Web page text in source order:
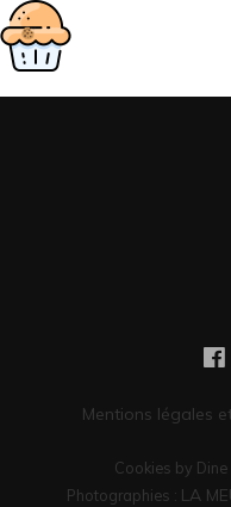
Mentions légales
Cookies by
Photographies : LA